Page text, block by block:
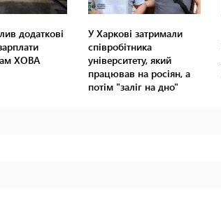
додаткові
ХОВА
У Харкові затримали
співробітника
університету, який
працював на росіян, а
потім "заліг на дно"